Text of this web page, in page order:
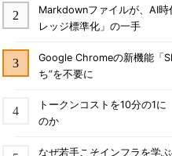
Markdownファイルが、AI
レッジ標準化」の一手
Google Chromeの新機能「
ち”を不要に
トークンコストを10分の1
のか
なぜ若手こそインフラを学